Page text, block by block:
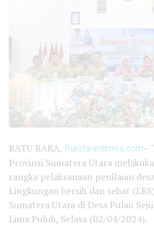
BATU BARA, Bundarantimes.com–
Provinsi Sumatera Utara
rangka pelaksanaan penilaian
Lingkungan bersih dan sehat
Sumatera Utara di Desa Pulau
Lima Puluh, Selasa (02/04/2024).